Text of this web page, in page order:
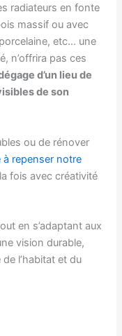
radiateurs en fonte
massif ou avec
etc… une
n’offrira pas ces
d’un lieu de
de son
ou de rénover
repenser notre
fois avec créativité
en s’adaptant aux
vision durable,
l’habitat et du